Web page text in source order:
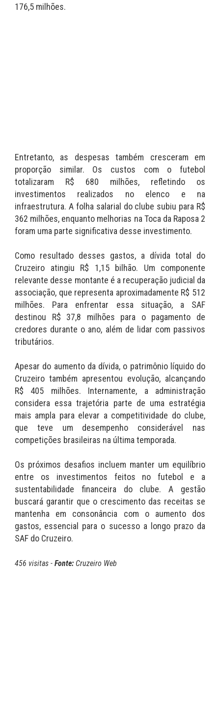
176,5 milhões.
Entretanto, as despesas também cresceram em
proporção similar. Os custos com o futebol
totalizaram R$ 680 milhões, refletindo os
investimentos realizados no elenco e na
infraestrutura. A folha salarial do clube subiu para R$
362 milhões, enquanto melhorias na Toca da Raposa 2
foram uma parte significativa desse investimento.
Como resultado desses gastos, a dívida total do
Cruzeiro atingiu R$ 1,15 bilhão. Um componente
relevante desse montante é a recuperação judicial da
associação, que representa aproximadamente R$ 512
milhões. Para enfrentar essa situação, a SAF
destinou R$ 37,8 milhões para o pagamento de
credores durante o ano, além de lidar com passivos
tributários.
Apesar do aumento da dívida, o patrimônio líquido do
Cruzeiro também apresentou evolução, alcançando
R$ 405 milhões. Internamente, a administração
considera essa trajetória parte de uma estratégia
mais ampla para elevar a competitividade do clube,
que teve um desempenho considerável nas
competições brasileiras na última temporada.
Os próximos desafios incluem manter um equilíbrio
entre os investimentos feitos no futebol e a
sustentabilidade financeira do clube. A gestão
buscará garantir que o crescimento das receitas se
mantenha em consonância com o aumento dos
gastos, essencial para o sucesso a longo prazo da
SAF do Cruzeiro.
456 visitas - Fonte: Cruzeiro Web